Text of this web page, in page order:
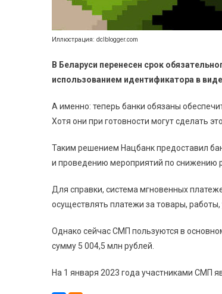
Иллюстрация: dclblogger.com
В Беларуси перенесен срок
использованием идентификатора в
А именно: теперь банки обязаны
Хотя они при готовности могут сделать
Таким решением Нацбанк предоставил
и проведению мероприятий по снижению
Для справки, система мгновенных
осуществлять платежи за товары,
Однако сейчас СМП пользуются в
сумму 5 004,5 млн рублей.
На 1 января 2023 года участниками СМП